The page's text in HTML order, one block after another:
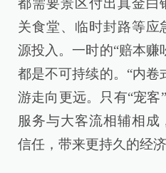
都需要景区付出真金白
关食堂、临时封路等应
源投入。一时的“赔本赚
都是不可持续的。“内卷
游走向更远。只有“宠客
服务与大客流相辅相成
信任，带来更持久的经济